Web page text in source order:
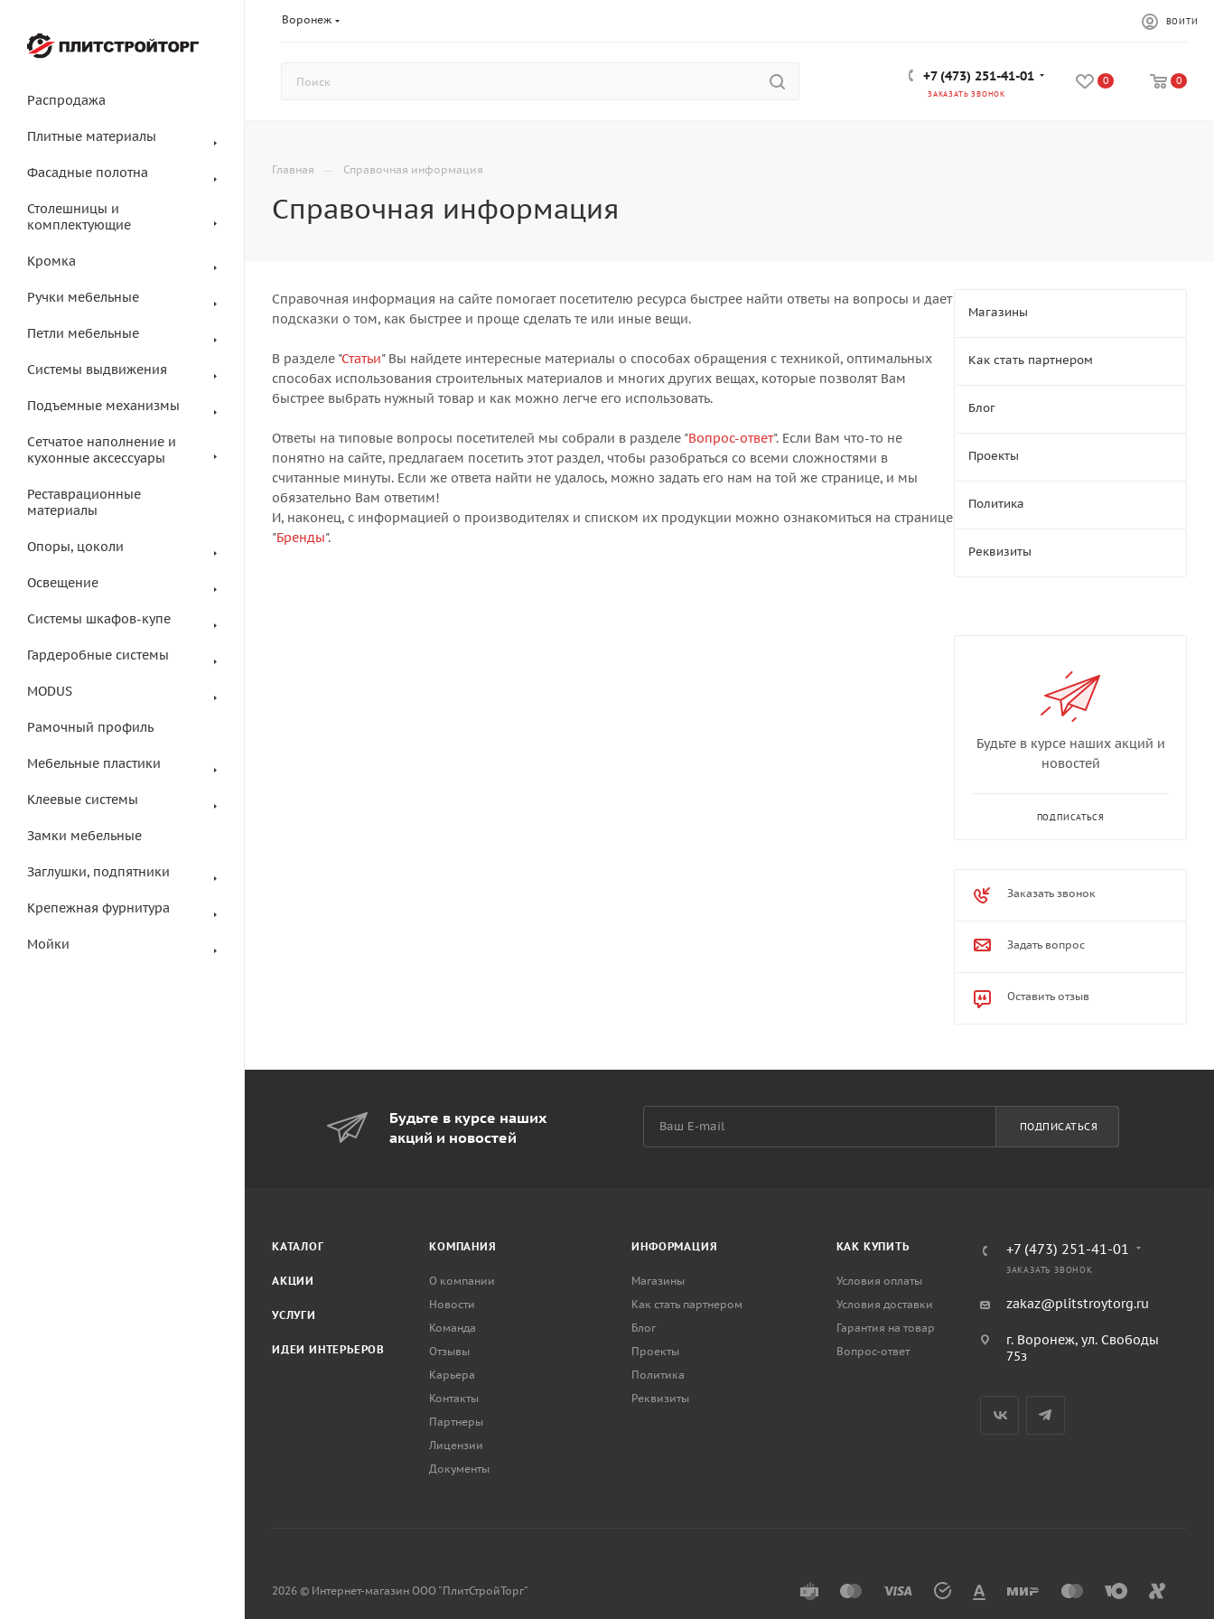
Воронеж ВОЙТИ
+7 (473) 251-41-01
ЗАКАЗАТЬ ЗВОНОК
0 0
Распродажа
Плитные материалы
Фасадные полотна
Столешницы и
комплектующие
Кромка
Ручки мебельные
Петли мебельные
Системы выдвижения
Подъемные механизмы
Сетчатое наполнение и
кухонные аксессуары
Реставрационные
материалы
Опоры, цоколи
Освещение
Системы шкафов-купе
Гардеробные системы
MODUS
Рамочный профиль
Мебельные пластики
Клеевые системы
Замки мебельные
Заглушки, подпятники
Крепежная фурнитура
Мойки
Главная — Справочная информация
Справочная информация
Справочная информация на сайте помогает посетителю ресурса быстрее найти ответы на вопросы и дает
подсказки о том, как быстрее и проще сделать те или иные вещи.
В разделе "Статьи" Вы найдете интересные материалы о способах обращения с техникой, оптимальных
способах использования строительных материалов и многих других вещах, которые позволят Вам
быстрее выбрать нужный товар и как можно легче его использовать.
Ответы на типовые вопросы посетителей мы собрали в разделе "Вопрос-ответ". Если Вам что-то не
понятно на сайте, предлагаем посетить этот раздел, чтобы разобраться со всеми сложностями в
считанные минуты. Если же ответа найти не удалось, можно задать его нам на той же странице, и мы
обязательно Вам ответим!
И, наконец, с информацией о производителях и списком их продукции можно ознакомиться на странице
"Бренды".
Магазины
Как стать партнером
Блог
Проекты
Политика
Реквизиты
Будьте в курсе наших акций и
новостей
ПОДПИСАТЬСЯ
Заказать звонок
Задать вопрос
Оставить отзыв
Будьте в курсе наших
акций и новостей
ПОДПИСАТЬСЯ
КАТАЛОГ
АКЦИИ
УСЛУГИ
ИДЕИ ИНТЕРЬЕРОВ
КОМПАНИЯ
О компании
Новости
Команда
Отзывы
Карьера
Контакты
Партнеры
Лицензии
Документы
ИНФОРМАЦИЯ
Магазины
Как стать партнером
Блог
Проекты
Политика
Реквизиты
КАК КУПИТЬ
Условия оплаты
Условия доставки
Гарантия на товар
Вопрос-ответ
+7 (473) 251-41-01
ЗАКАЗАТЬ ЗВОНОК
zakaz@plitstroytorg.ru
г. Воронеж, ул. Свободы
75з
2026 © Интернет-магазин ООО "ПлитСтройТорг"